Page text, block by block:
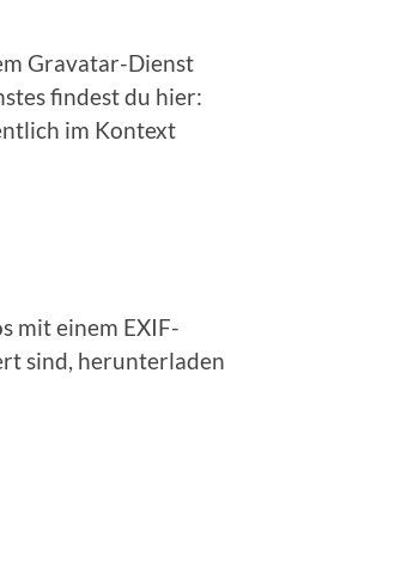
Gravatar-Dienst
findest du hier:
im Kontext
mit einem EXIF-
sind, herunterladen